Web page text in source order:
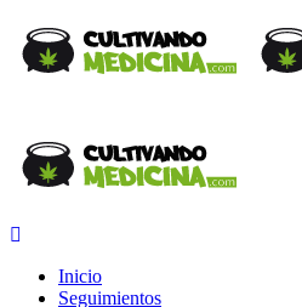
Inicio
Seguimientos